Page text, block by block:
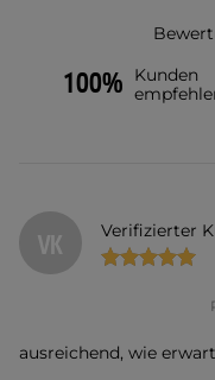
100%
Kunden
VK Verifizierter
ausreichend, wie